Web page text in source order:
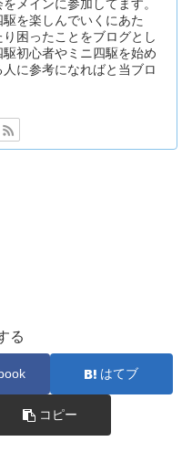
メインに参加してます。
を楽しんでいくにあた
り困ったことをブログとし
初心者やミニ四駆を始め
に参考になればと当ブロ
る
はてブ
コピー